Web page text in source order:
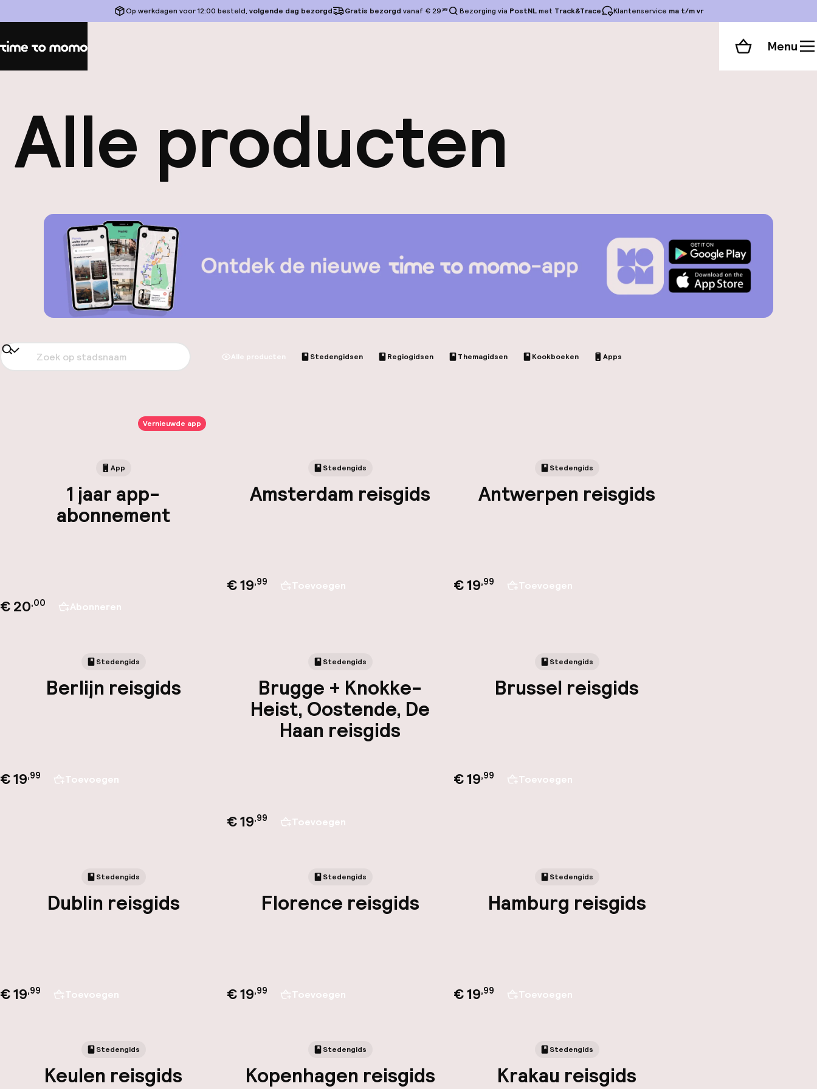
Op werkdagen voor 12:00 besteld, volgende dag bezorgd Gratis bezorgd vanaf € 29,99 Bezorging via PostNLmet Track&Trace Klantenservice ma t/m vr
Home Winkelmand
Menu
Alle producten
Alle producten Stedengidsen Regiogidsen Themagidsen Kookboeken Apps
Vernieuwde app
App
1 jaar app-
abonnement
€ 20,00 Abonneren
Stedengids
Amsterdam reisgids
€ 19,99 Toevoegen
Stedengids
Antwerpen reisgids
€ 19,99 Toevoegen
Stedengids
Berlijn reisgids
€ 19,99 Toevoegen
Stedengids
Brugge + Knokke-
Heist, Oostende, De
Haan reisgids
€ 19,99 Toevoegen
Stedengids
Brussel reisgids
€ 19,99 Toevoegen
Stedengids
Dublin reisgids
€ 19,99 Toevoegen
Stedengids
Florence reisgids
€ 19,99 Toevoegen
Stedengids
Hamburg reisgids
€ 19,99 Toevoegen
Stedengids
Keulen reisgids
Stedengids
Kopenhagen reisgids
Stedengids
Krakau reisgids